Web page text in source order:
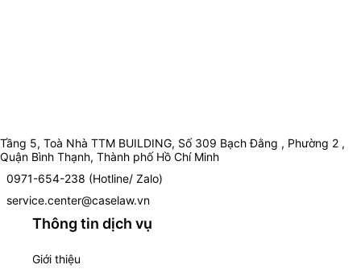
Tầng 5, Toà Nhà TTM BUILDING, Số 309 Bạch Đằng , Phường 2 ,
Quận Bình Thạnh, Thành phố Hồ Chí Minh
0971-654-238 (Hotline/ Zalo)
service.center@caselaw.vn
Thông tin dịch vụ
Giới thiệu